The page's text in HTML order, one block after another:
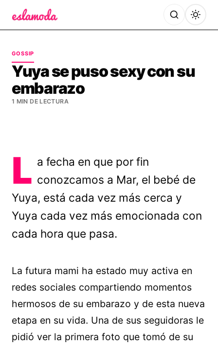
GOSSIP
Yuya se puso sexy con su
embarazo
1 MIN DE LECTURA
L a fecha en que por fin
conozcamos a Mar, el bebé de
Yuya, está cada vez más cerca y
Yuya cada vez más emocionada con
cada hora que pasa.
La futura mami ha estado muy activa en
redes sociales compartiendo momentos
hermosos de su embarazo y de esta nueva
etapa en su vida. Una de sus seguidoras le
pidió ver la primera foto que tomó de su